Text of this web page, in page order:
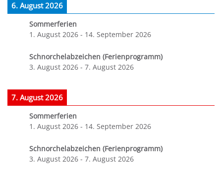
6. August 2026
Sommerferien
1. August 2026 - 14. September 2026
Schnorchelabzeichen (Ferienprogramm)
3. August 2026 - 7. August 2026
7. August 2026
Sommerferien
1. August 2026 - 14. September 2026
Schnorchelabzeichen (Ferienprogramm)
3. August 2026 - 7. August 2026